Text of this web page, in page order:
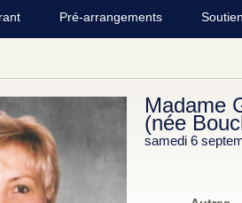
Pré-arrangements Soutien
Madame
(née
samedi 6